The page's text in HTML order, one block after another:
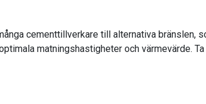
cementtillverkare till alternativa bränslen,
matningshastigheter och värmevärde.